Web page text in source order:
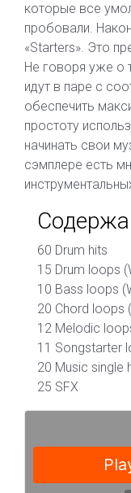
которые все
пробовали.
«Starters». Это
Не говоря уже о
идут в паре с
обеспечить
простоту
начинать свои
сэмплере есть
60 Drum hits
15 Drum loops
10 Bass loops
20 Chord loops
12 Melodic
11 Songstarter
20 Music single
25 SFX